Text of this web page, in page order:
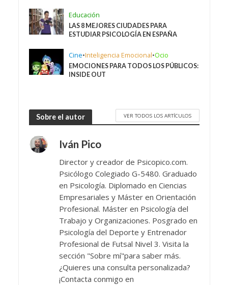
Educación
LAS 8 MEJORES CIUDADES PARA
ESTUDIAR PSICOLOGÍA EN ESPAÑA
Cine•Inteligencia Emocional•Ocio
EMOCIONES PARA TODOS LOS PÚBLICOS:
INSIDE OUT
Sobre el autor VER TODOS LOS ARTÍCULOS
Iván Pico
Director y creador de Psicopico.com.
Psicólogo Colegiado G-5480. Graduado
en Psicología. Diplomado en Ciencias
Empresariales y Máster en Orientación
Profesional. Máster en Psicología del
Trabajo y Organizaciones. Posgrado en
Psicología del Deporte y Entrenador
Profesional de Futsal Nivel 3. Visita la
sección "Sobre mí"para saber más.
¿Quieres una consulta personalizada?
¡Contacta conmigo en